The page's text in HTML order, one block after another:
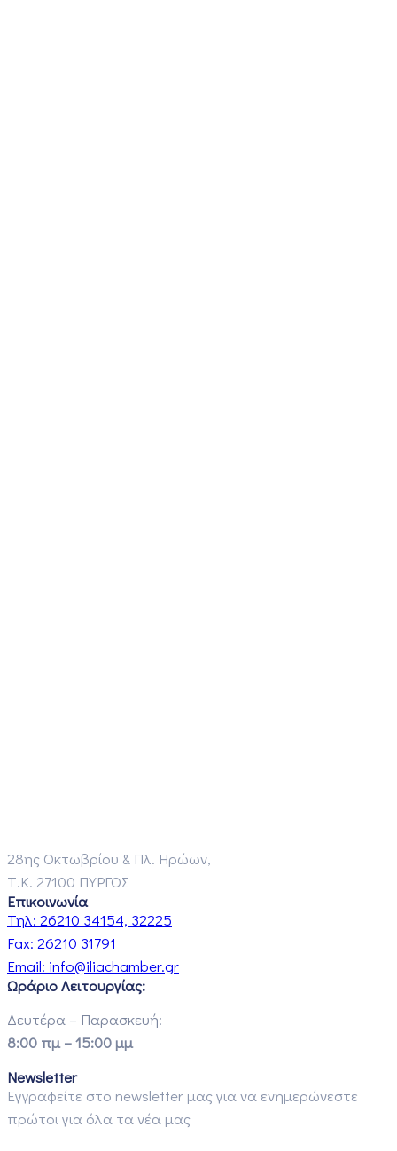
28ης Οκτωβρίου & Πλ. Ηρώων,
Τ.Κ. 27100 ΠΥΡΓΟΣ
Επικοινωνία
Τηλ: 26210 34154, 32225
Fax: 26210 31791
Email: info@iliachamber.gr
Ωράριο Λειτουργίας:
Δευτέρα – Παρασκευή:
8:00 πμ – 15:00 μμ
Newsletter
Εγγραφείτε στο newsletter μας για να ενημερώνεστε
πρώτοι για όλα τα νέα μας